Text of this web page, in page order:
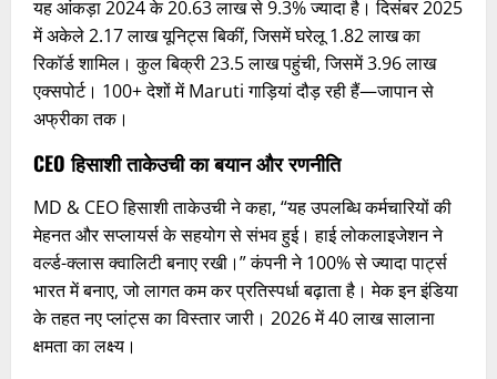
यह आंकड़ा 2024 के 20.63 लाख से 9.3% ज्यादा है। दिसंबर 2025
में अकेले 2.17 लाख यूनिट्स बिकीं, जिसमें घरेलू 1.82 लाख का
रिकॉर्ड शामिल। कुल बिक्री 23.5 लाख पहुंची, जिसमें 3.96 लाख
एक्सपोर्ट। 100+ देशों में Maruti गाड़ियां दौड़ रही हैं—जापान से
अफ्रीका तक।​
CEO हिसाशी ताकेउची का बयान और रणनीति
MD & CEO हिसाशी ताकेउची ने कहा, “यह उपलब्धि कर्मचारियों की
मेहनत और सप्लायर्स के सहयोग से संभव हुई। हाई लोकलाइजेशन ने
वर्ल्ड-क्लास क्वालिटी बनाए रखी।” कंपनी ने 100% से ज्यादा पार्ट्स
भारत में बनाए, जो लागत कम कर प्रतिस्पर्धा बढ़ाता है। मेक इन इंडिया
के तहत नए प्लांट्स का विस्तार जारी। 2026 में 40 लाख सालाना
क्षमता का लक्ष्य।​